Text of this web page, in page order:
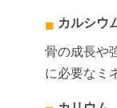
カルシウ
骨の成長や
に必要なミ